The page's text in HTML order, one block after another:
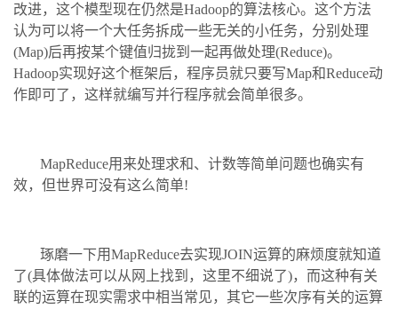
改进，这个模型现在仍然是Hadoop的算法核心。这个方法
认为可以将一个大任务拆成一些无关的小任务，分别处理
(Map)后再按某个键值归拢到一起再做处理(Reduce)。
Hadoop实现好这个框架后，程序员就只要写Map和Reduce动
作即可了，这样就编写并行程序就会简单很多。
MapReduce用来处理求和、计数等简单问题也确实有
效，但世界可没有这么简单!
琢磨一下用MapReduce去实现JOIN运算的麻烦度就知道
了(具体做法可以从网上找到，这里不细说了)，而这种有关
联的运算在现实需求中相当常见，其它一些次序有关的运算